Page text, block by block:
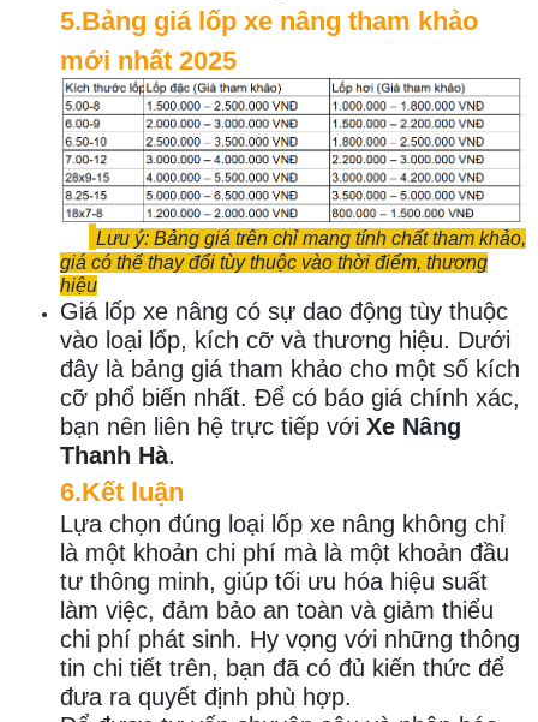
5.Bảng giá lốp xe nâng tham khảo
mới nhất 2025
Lưu ý: Bảng giá trên chỉ mang tính chất tham khảo,
giá có thể thay đổi tùy thuộc vào thời điểm, thương
hiệu
Giá lốp xe nâng có sự dao động tùy thuộc
vào loại lốp, kích cỡ và thương hiệu. Dưới
đây là bảng giá tham khảo cho một số kích
cỡ phổ biến nhất. Để có báo giá chính xác,
bạn nên liên hệ trực tiếp với Xe Nâng
Thanh Hà.
6.Kết luận
Lựa chọn đúng loại lốp xe nâng không chỉ
là một khoản chi phí mà là một khoản đầu
tư thông minh, giúp tối ưu hóa hiệu suất
làm việc, đảm bảo an toàn và giảm thiểu
chi phí phát sinh. Hy vọng với những thông
tin chi tiết trên, bạn đã có đủ kiến thức để
đưa ra quyết định phù hợp.